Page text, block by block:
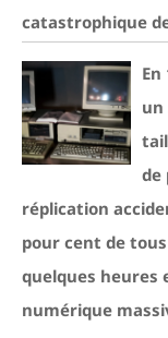
catastrophique
un
de
réplication
pour cent de
quelques heures
numérique